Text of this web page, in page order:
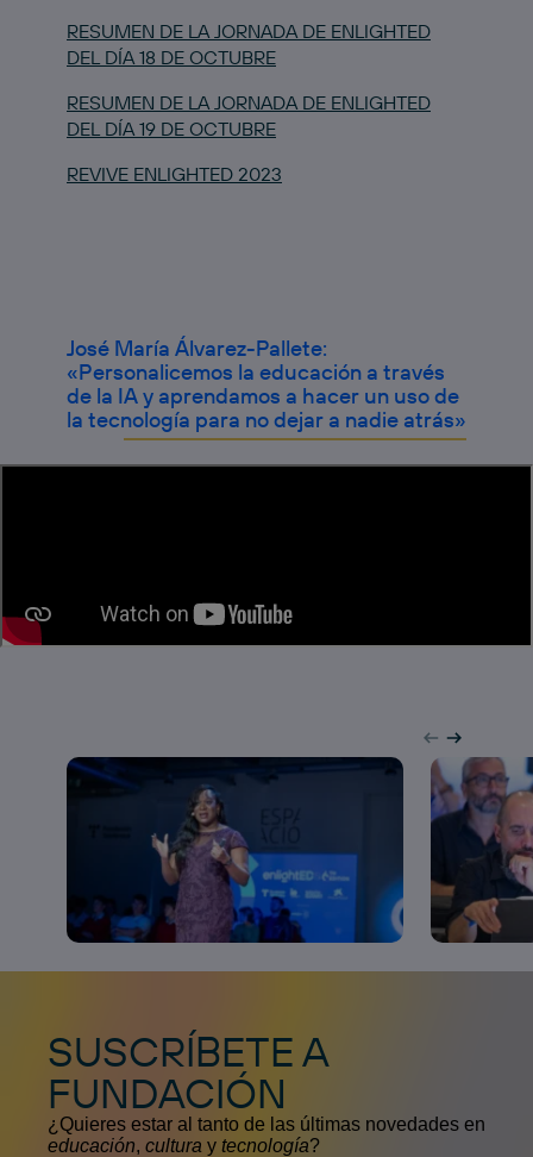
RESUMEN DE LA JORNADA DE ENLIGHTED
DEL DÍA 18 DE OCTUBRE
RESUMEN DE LA JORNADA DE ENLIGHTED
DEL DÍA 19 DE OCTUBRE
REVIVE ENLIGHTED 2023
José María Álvarez-Pallete:
«Personalicemos la educación a través
de la IA y aprendamos a hacer un uso de
la tecnología para no dejar a nadie atrás»
SUSCRÍBETE A
FUNDACIÓN
¿Quieres estar al tanto de las últimas novedades en
educación, cultura y tecnología?